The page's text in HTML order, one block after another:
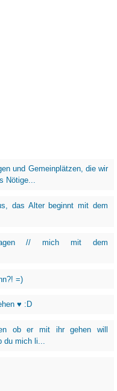
und Gemeinplätzen, die wir
Nötige...
das Alter beginnt mit dem
// mich mit dem
=)
♥ :D
ob er mit ihr gehen will
du mich li...